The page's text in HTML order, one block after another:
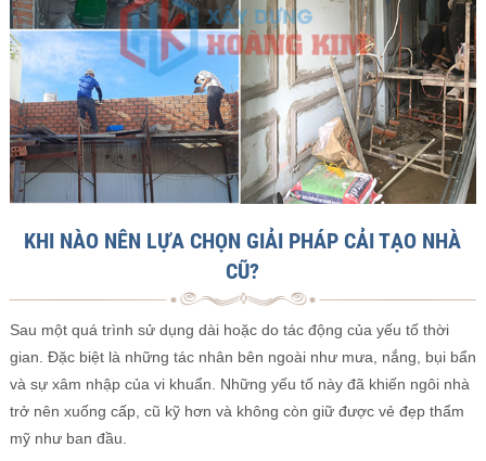
KHI NÀO NÊN LỰA CHỌN GIẢI PHÁP CẢI TẠO NHÀ
CŨ?
Sau một quá trình sử dụng dài hoặc do tác động của yếu tố thời
gian. Đặc biệt là những tác nhân bên ngoài như mưa, nắng, bụi bẩn
và sự xâm nhập của vi khuẩn. Những yếu tố này đã khiến ngôi nhà
trở nên xuống cấp, cũ kỹ hơn và không còn giữ được vẻ đẹp thẩm
mỹ như ban đầu.